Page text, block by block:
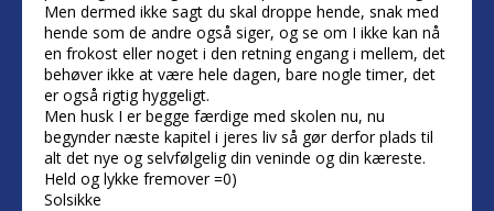
Men dermed ikke sagt du skal droppe hende, snak med
hende som de andre også siger, og se om I ikke kan nå
en frokost eller noget i den retning engang i mellem, det
behøver ikke at være hele dagen, bare nogle timer, det
er også rigtig hyggeligt.
Men husk I er begge færdige med skolen nu, nu
begynder næste kapitel i jeres liv så gør derfor plads til
alt det nye og selvfølgelig din veninde og din kæreste.
Held og lykke fremover =0)
Solsikke